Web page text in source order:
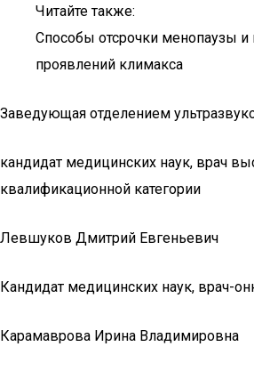
Читайте также:
Способы отсрочки менопаузы
проявлений климакса
Заведующая отделением
кандидат медицинских наук, врач
квалификационной категории
Левшуков Дмитрий Евгеньевич
Кандидат медицинских наук, врач-
Карамаврова Ирина Владимировна